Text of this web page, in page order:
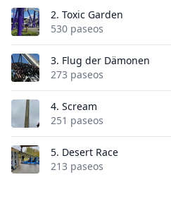
2. Toxic Garden
530 paseos
3. Flug der Dämonen
273 paseos
4. Scream
251 paseos
5. Desert Race
213 paseos